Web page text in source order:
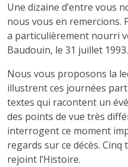
Une dizaine d’entre vous
nous vous en remercions.
a particulièrement nourri
Baudouin, le 31 juillet 1993.
Nous vous proposons la
illustrent ces journées
textes qui racontent un
des points de vue très
interrogent ce moment
regards sur ce décès.
rejoint l’Histoire.